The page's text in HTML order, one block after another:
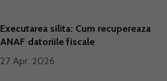
Executarea silita: Cum recupereaza
ANAF datoriile fiscale
27 Apr. 2026